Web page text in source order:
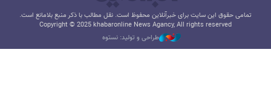
تمامی حقوق این سایت برای خبرآنلاین محفوظ است. نقل مطالب با ذکر منبع بلامانع است.
Copyright © 2025 khabaronline News Agancy, All rights reserved
طراحی و تولید: نستوه